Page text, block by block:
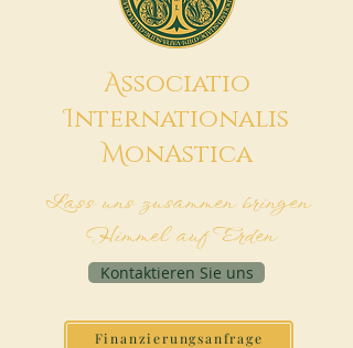
Associatio
Internationalis
MonAstica
Lass uns zusammen bringen
Himmel auf Erden
Kontaktieren Sie uns
Finanzierungsanfrage